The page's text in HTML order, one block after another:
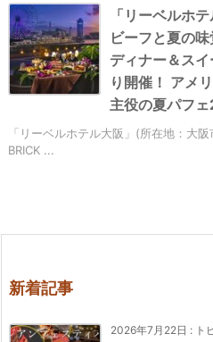
「リーベルホ
ビーフと夏の
ディナー＆ス
り開催！ アメ
主役の夏パフェ
「リーベルホテル大阪」(所在地：大
BRICK ...
新着記事
2026年7月22日 : ト